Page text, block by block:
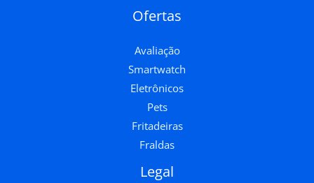
Ofertas
Avaliação
Smartwatch
Eletrônicos
Pets
Fritadeiras
Fraldas
Legal